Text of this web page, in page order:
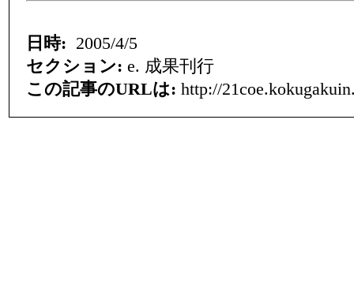
日時: 2005/4/5
セクション: e. 成果刊行
この記事のURLは: http://